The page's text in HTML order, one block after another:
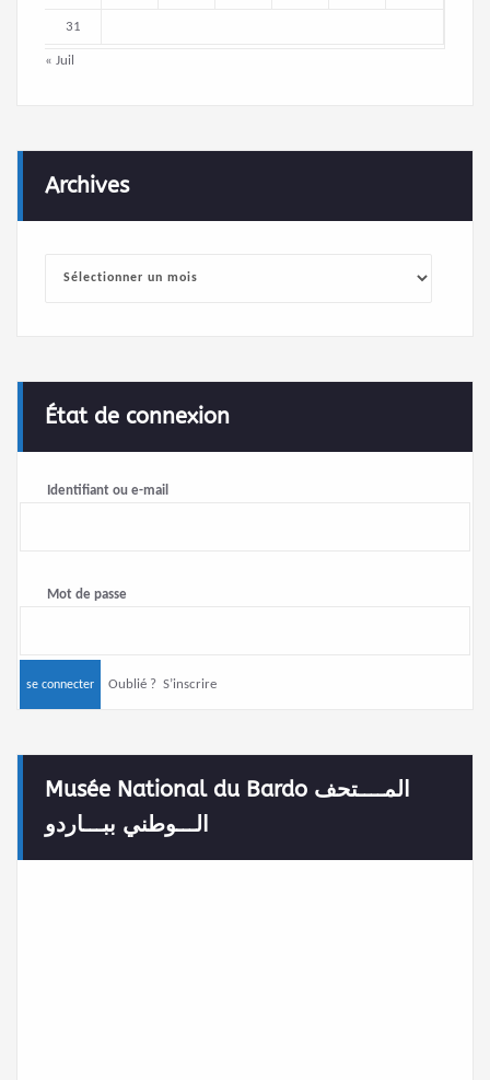
31
« Juil
Archives
État de connexion
Identifiant ou e-mail
Mot de passe
Oublié ? S’inscrire
Musée National du Bardo المــــتحف
الـــوطني ببـــاردو